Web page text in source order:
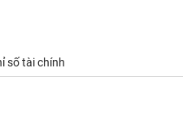
số tài chính